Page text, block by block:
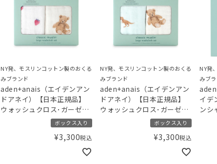
NY発、モスリンコットン製のおくる
みブランド
aden+anais（エイデンアン
ドアネイ）【日本正規品】
ウォッシュクロス･ガーゼハ
ンカチ 2枚セット gelato
pique ジェラートピケ スト
ボックス入り
¥3,300税込
NY発、モスリンコットン製のおくる
みブランド
aden+anais（エイデンアン
ドアネイ）【日本正規品】
ウォッシュクロス･ガーゼハ
ンカチ 2枚セット gelato
pique ジェラートピケ ダイ
ボックス入り
¥3,300税込
NY発
みブ
イデ
ンシ
品
ッ